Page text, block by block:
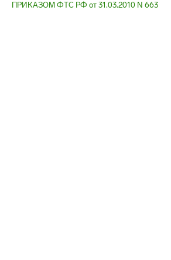
ПРИКАЗОМ ФТС РФ от 31.03.2010 N 663